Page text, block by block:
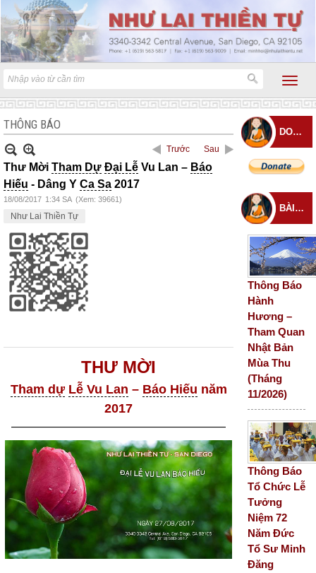
THÔNG BÁO
Trước Sau
Thư Mời Tham Dự Đại Lễ Vu Lan – Báo
Hiếu - Dâng Y Ca Sa 2017
18/08/2017 1:34 SA (Xem: 39661)
Như Lai Thiền Tự
THƯ MỜI
Tham dự Lễ Vu Lan – Báo Hiếu năm
2017
———————————————————
DONATE
BÀI ĐĂNG MỚI
Thông Báo
Hành
Hương –
Tham Quan
Nhật Bản
Mùa Thu
(Tháng
11/2026)
Thông Báo
Tổ Chức Lễ
Tưởng
Niệm 72
Năm Đức
Tổ Sư Minh
Đăng